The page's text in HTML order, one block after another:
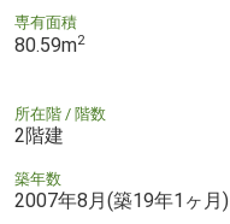
専有面積
80.59m2
所在階 / 階数
2階建
築年数
2007年8月(築19年1ヶ月)